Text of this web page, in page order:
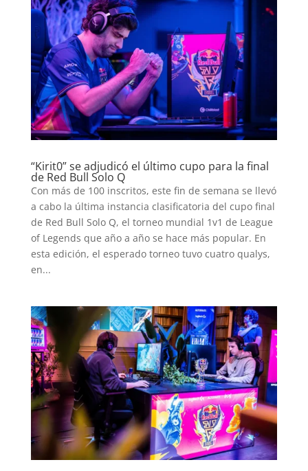
“Kirit0” se adjudicó el último cupo para la final
de Red Bull Solo Q
Con más de 100 inscritos, este fin de semana se llevó
a cabo la última instancia clasificatoria del cupo final
de Red Bull Solo Q, el torneo mundial 1v1 de League
of Legends que año a año se hace más popular. En
esta edición, el esperado torneo tuvo cuatro qualys,
en...